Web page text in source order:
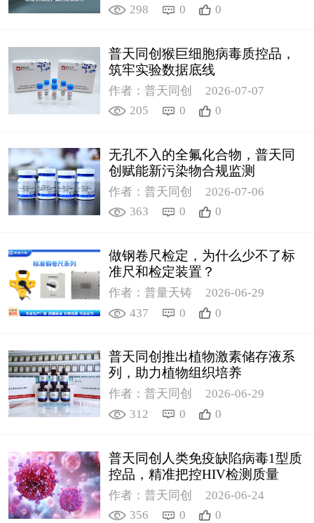
298
0 0
普天同创猴巨细胞病毒质控品，
筑牢实验数据底线
作者：普天同创
2026-07-07
205
0 0
无孔不入的全氟化合物，普天同
创赋能新污染物合规监测
作者：普天同创
2026-07-06
363
0 0
做钢卷尺检定，为什么少不了标
准尺和检定装置？
作者：普量天铸
2026-06-29
437
0 0
普天同创推出植物激素储存液系
列，助力植物组织培养
作者：普天同创
2026-06-29
312
0 0
普天同创人类免疫缺陷病毒1型质
控品，精准把控HIV检测质量
作者：普天同创
2026-06-24
356
0 0